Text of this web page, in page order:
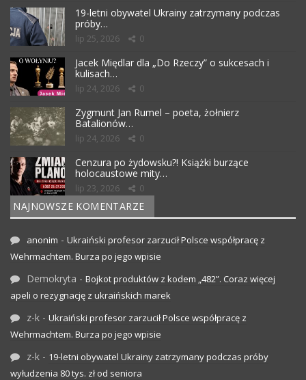
19-letni obywatel Ukrainy zatrzymany podczas
próby…
lip 25, 2026 0
Jacek Międlar dla „Do Rzeczy” o sukcesach i
kulisach…
lip 24, 2026 0
Zygmunt Jan Rumel – poeta, żołnierz
Batalionów…
lip 24, 2026 0
Cenzura po żydowsku?! Książki burzące
holocaustowe mity…
lip 23, 2026 0
NAJNOWSZE KOMENTARZE
anonim - Ukraiński profesor zarzucił Polsce współpracę z
Wehrmachtem. Burza po jego wpisie
Demokryta - Bojkot produktów z kodem „482”. Coraz więcej
apeli o rezygnację z ukraińskich marek
z-k - Ukraiński profesor zarzucił Polsce współpracę z
Wehrmachtem. Burza po jego wpisie
z-k - 19-letni obywatel Ukrainy zatrzymany podczas próby
wyłudzenia 80 tys. zł od seniora